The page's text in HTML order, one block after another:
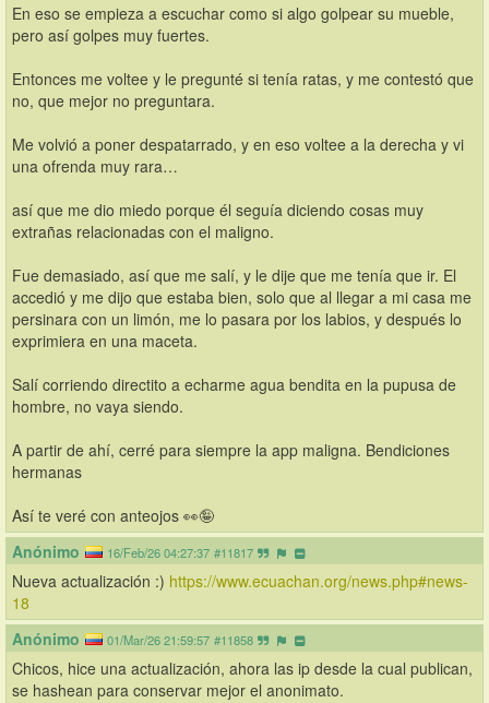
En eso se empieza a escuchar como si algo golpear su mueble,
pero así golpes muy fuertes.
Entonces me voltee y le pregunté si tenía ratas, y me contestó que
no, que mejor no preguntara.
Me volvió a poner despatarrado, y en eso voltee a la derecha y vi
una ofrenda muy rara…
así que me dio miedo porque él seguía diciendo cosas muy
extrañas relacionadas con el maligno.
Fue demasiado, así que me salí, y le dije que me tenía que ir. El
accedió y me dijo que estaba bien, solo que al llegar a mi casa me
persinara con un limón, me lo pasara por los labios, y después lo
exprimiera en una maceta.
Salí corriendo directito a echarme agua bendita en la pupusa de
hombre, no vaya siendo.
A partir de ahí, cerré para siempre la app maligna. Bendiciones
hermanas
Así te veré con anteojos 👀🤪
Anónimo
16/Feb/26 04:27:37 #11817
Nueva actualización :) https://www.ecuachan.org/news.php#news-
18
Anónimo
01/Mar/26 21:59:57 #11858
Chicos, hice una actualización, ahora las ip desde la cual publican,
se hashean para conservar mejor el anonimato.